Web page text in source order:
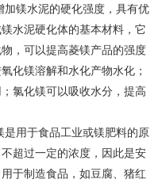
联系我们
镁水泥的硬化强度，具有优
水泥硬化体的基本材料，它
，可以提高菱镁产品的强度
化镁溶解和水化产物水化；
氯化镁可以吸收水分，提高
用于食品工业或镁肥料的原
超过一定的浓度，因此是安
于制造食品，如豆腐、猪红